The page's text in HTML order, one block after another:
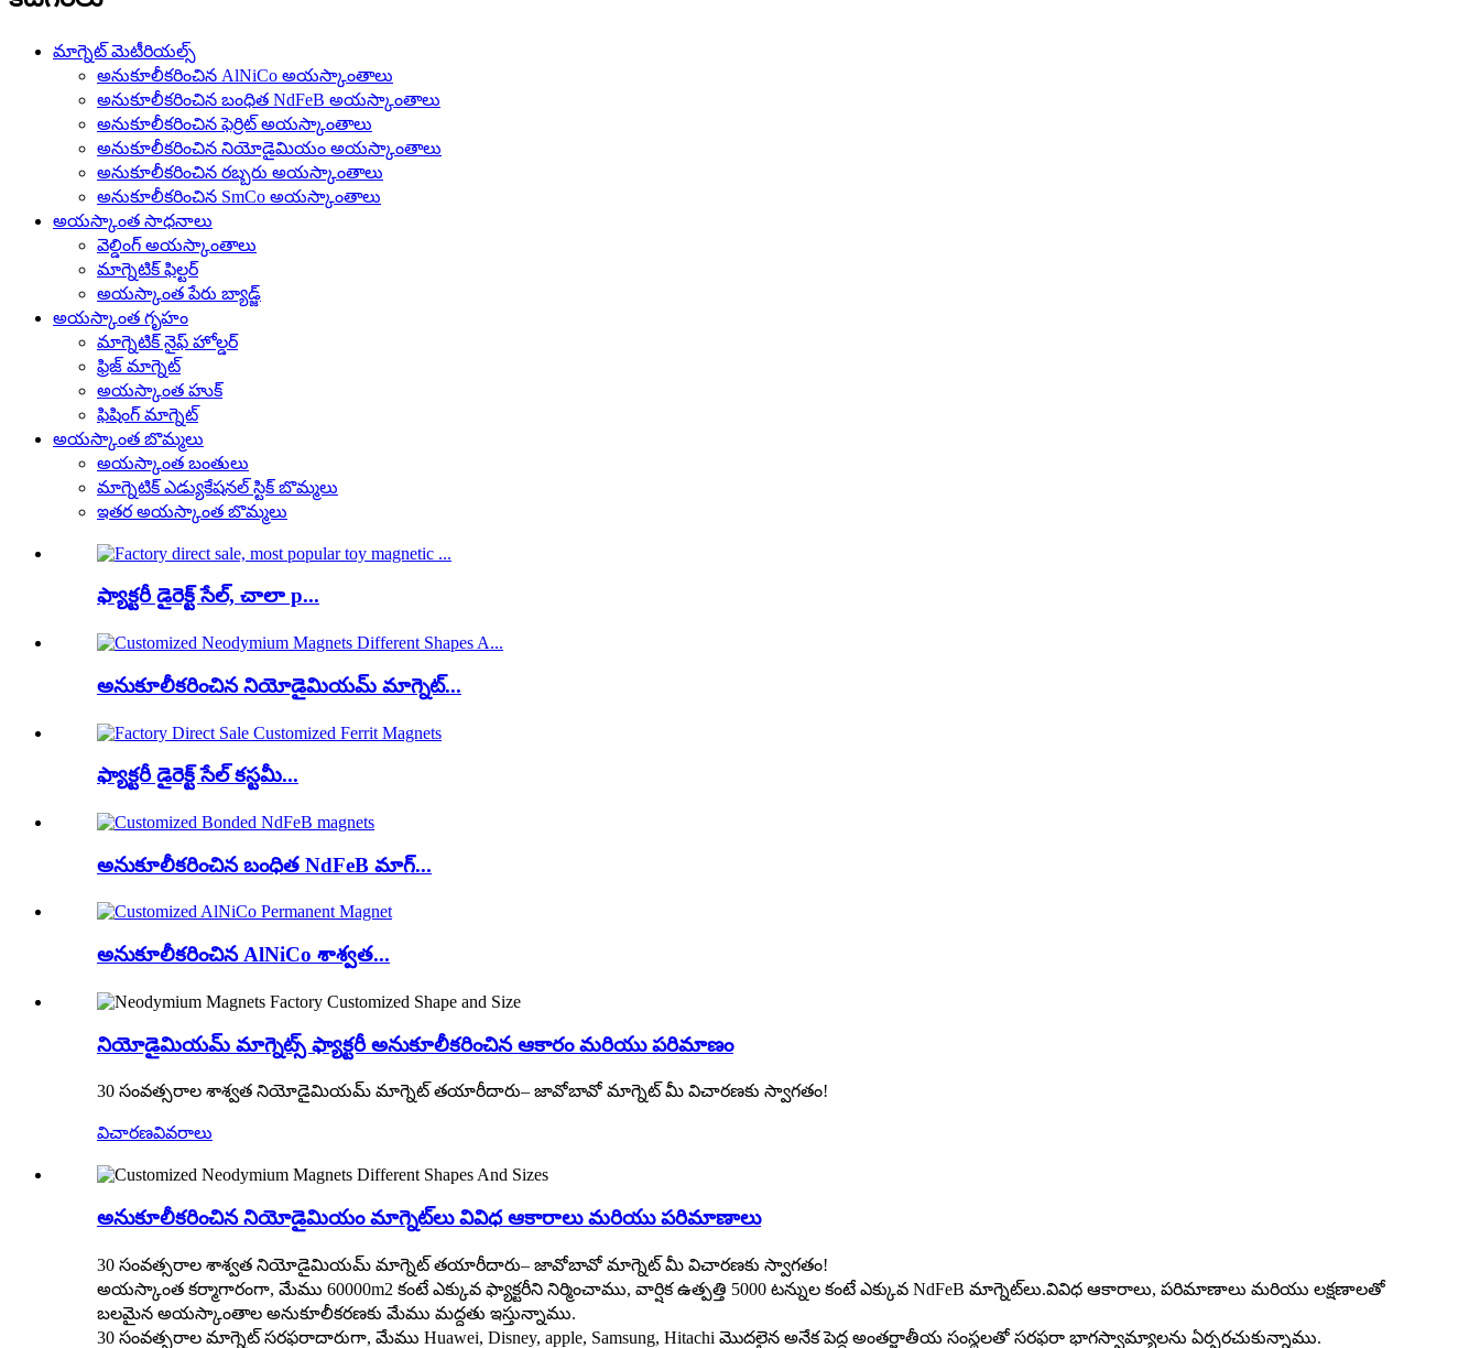
మాగ్నెట్ మెటీరియల్స్
అనుకూలీకరించిన AlNiCo అయస్కాంతాలు
అనుకూలీకరించిన బంధిత NdFeB అయస్కాంతాలు
అనుకూలీకరించిన ఫెర్రిట్ అయస్కాంతాలు
అనుకూలీకరించిన నియోడైమియం అయస్కాంతాలు
అనుకూలీకరించిన రబ్బరు అయస్కాంతాలు
అనుకూలీకరించిన SmCo అయస్కాంతాలు
అయస్కాంత సాధనాలు
వెల్డింగ్ అయస్కాంతాలు
మాగ్నెటిక్ ఫిల్టర్
అయస్కాంత పేరు బ్యాడ్జ్
అయస్కాంత గృహం
మాగ్నెటిక్ నైఫ్ హోల్డర్
ఫ్రిజ్ మాగ్నెట్
అయస్కాంత హుక్
ఫిషింగ్ మాగ్నెట్
అయస్కాంత బొమ్మలు
అయస్కాంత బంతులు
మాగ్నెటిక్ ఎడ్యుకేషనల్ స్టిక్ బొమ్మలు
ఇతర అయస్కాంత బొమ్మలు
ఫ్యాక్టరీ డైరెక్ట్ సేల్, చాలా p...
అనుకూలీకరించిన నియోడైమియమ్ మాగ్నెట్...
ఫ్యాక్టరీ డైరెక్ట్ సేల్ కస్టమీ...
అనుకూలీకరించిన బంధిత NdFeB మాగ్...
అనుకూలీకరించిన AlNiCo శాశ్వత...
నియోడైమియమ్ మాగ్నెట్స్ ఫ్యాక్టరీ అనుకూలీకరించిన ఆకారం మరియు పరిమాణం
30 సంవత్సరాల శాశ్వత నియోడైమియమ్ మాగ్నెట్ తయారీదారు– జావోబావో మాగ్నెట్ మీ విచారణకు స్వాగతం!
విచారణవివరాలు
అనుకూలీకరించిన నియోడైమియం మాగ్నెట్‌లు వివిధ ఆకారాలు మరియు పరిమాణాలు
30 సంవత్సరాల శాశ్వత నియోడైమియమ్ మాగ్నెట్ తయారీదారు– జావోబావో మాగ్నెట్ మీ విచారణకు స్వాగతం!
అయస్కాంత కర్మాగారంగా, మేము 60000m2 కంటే ఎక్కువ ఫ్యాక్టరీని నిర్మించాము, వార్షిక ఉత్పత్తి 5000 టన్నుల కంటే ఎక్కువ NdFeB మాగ్నెట్‌లు.వివిధ ఆకారాలు, పరిమాణాలు మరియు లక్షణాలతో
బలమైన అయస్కాంతాల అనుకూలీకరణకు మేము మద్దతు ఇస్తున్నాము.
30 సంవత్సరాల మాగ్నెట్ సరఫరాదారుగా, మేము Huawei, Disney, apple, Samsung, Hitachi మొదలైన అనేక పెద్ద అంతర్జాతీయ సంస్థలతో సరఫరా భాగస్వామ్యాలను ఏర్పరచుకున్నాము.